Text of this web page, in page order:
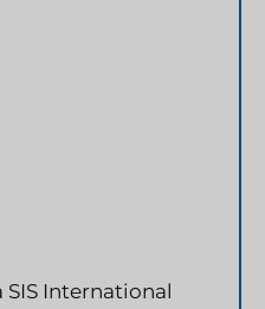
SIS International